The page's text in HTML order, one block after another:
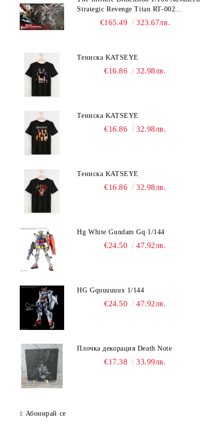
Strategic Revenge Titan RT-002
Nemesis€165.49 323.67лв.
Тениска KATSEYE
€16.86 32.98лв.
Тениска KATSEYE
€16.86 32.98лв.
Тениска KATSEYE
€16.86 32.98лв.
Hg White Gundam Gq 1/144
€24.50 47.92лв.
HG Gquuuuuux 1/144
€24.50 47.92лв.
Плочка декорация Death Note
€17.38 33.99лв.
Абонирай се